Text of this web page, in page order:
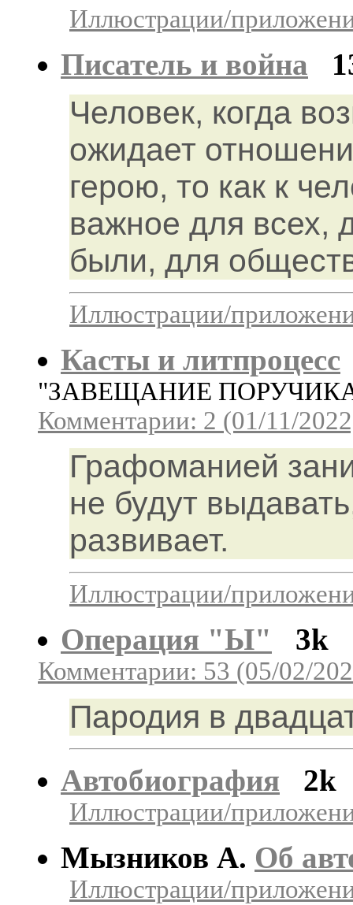
Иллюстрации/
Писатель и война
Человек, когда
ожидает
герою, то как к
важное для всех,
были, для
Иллюстрации/
Касты и литпроцесс
"ЗАВЕЩАНИЕ ПОРУЧИКА
Комментарии: 2 (01/11/
Графоманией
не будут
развивает.
Иллюстрации/
Операция "Ы" 3k
Комментарии: 53 (05/02/
Пародия в
Автобиография 2k
Иллюстрации/
Мызников А. Об
Иллюстрации/